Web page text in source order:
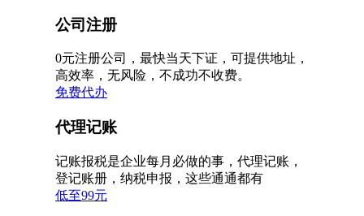
公司注册
0元注册公司，最快当天下证，可提供地址，
高效率，无风险，不成功不收费。
免费代办
代理记账
记账报税是企业每月必做的事，代理记账，
登记账册，纳税申报，这些通通都有
低至99元